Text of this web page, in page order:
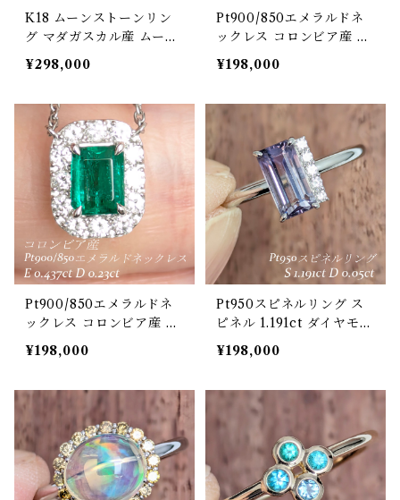
K18 ムーンストーンリン
グ マダガスカル産 ムーン
ストーン 3.28ct 【PRO2
07078】
¥298,000
Pt900/850エメラルドネ
ックレス コロンビア産 エ
メラルド 0.542ct ダイヤ
モンド 0.20ct【PRO207
¥198,000
Pt900/850エメラルドネ
ックレス コロンビア産 エ
メラルド 0.437ct ダイヤ
モンド 0.23ct【PRO207
¥198,000
Pt950スピネルリング ス
ピネル 1.191ct ダイヤモン
ド 0.05ct【PRO20836
8】
¥198,000